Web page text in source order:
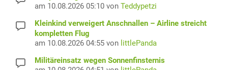
am 10.08.2026 05:10 von Teddypetzi
Kleinkind verweigert Anschnallen – Airline streicht
kompletten Flug
am 10.08.2026 04:55 von littlePanda
Militäreinsatz wegen Sonnenfinsternis